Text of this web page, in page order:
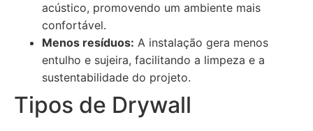
acústico, promovendo um ambiente mais
confortável.
Menos resíduos: A instalação gera menos
entulho e sujeira, facilitando a limpeza e a
sustentabilidade do projeto.
Tipos de Drywall